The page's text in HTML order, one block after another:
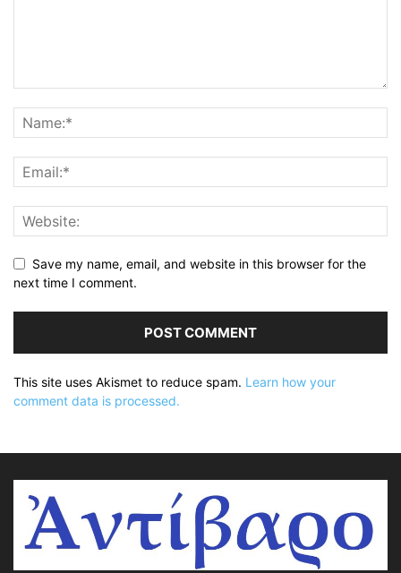
Save my name, email, and website in this browser for the
next time I comment.
This site uses Akismet to reduce spam. Learn how your
comment data is processed.